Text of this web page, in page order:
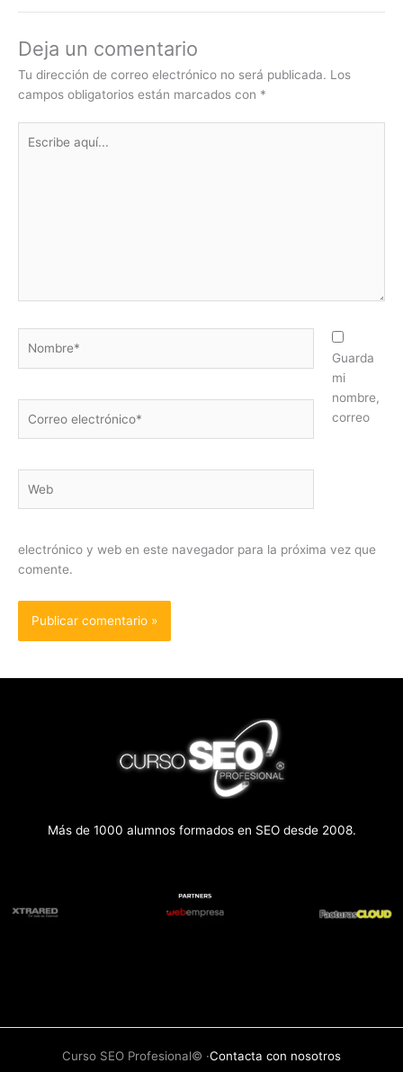
Deja un comentario
Tu dirección de correo electrónico no será publicada. Los
campos obligatorios están marcados con *
aquí...
electrónico*
Guarda
mi
nombre,
correo
electrónico y web en este navegador para la próxima vez que
comente.
Más de 1000 alumnos formados en SEO desde 2008.
Curso SEO Profesional© ·Contacta con nosotros